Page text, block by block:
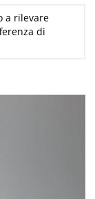
a rilevare
di